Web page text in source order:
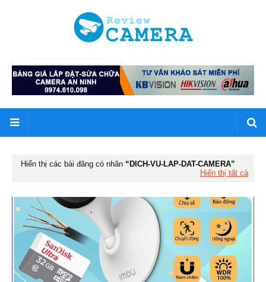
Hiển thị các bài đăng có nhãn
DICH-VU-LAP-DAT-CAMERA
Hiển thị tất cả